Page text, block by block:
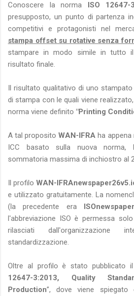
Conoscere la norma ISO 12647-
presupposto, un punto di partenza
competitivi e protagonisti nel
stampa offset su rotative senza
stampare in modo simile in tutto
risultato finale.
Il risultato qualitativo di uno
di stampa con le quali viene
norma viene definito "Printing
A tal propositoWAN-IFRA ha
ICC basato sulla nuova norma,
sommatoria massima di inchiostro al
Il profiloWAN-
e utilizzato gratuitamente. La
(la precedente era
l'abbreviazione ISO è permessa
rilasciati dall'organizzazione
standardizzazione.
Oltre al profilo è stato pubblicato
12647-3:2013, Quality
Production”, dove viene spiegato